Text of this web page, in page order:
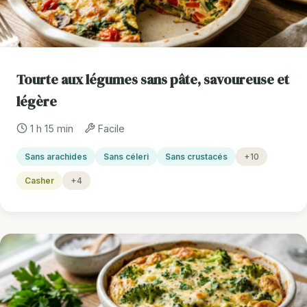
Tourte aux légumes sans pâte, savoureuse et
légère
1 h 15 min Facile
Sans arachides Sans céleri Sans crustacés +10
Casher +4